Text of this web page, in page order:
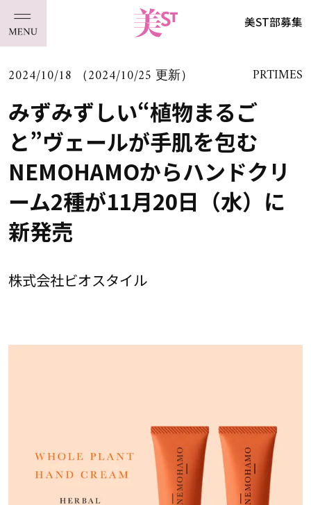
美ST部募集
2024/10/18 （2024/10/25 更新） PRTIMES
みずみずしい“植物まるご
と”ヴェールが手肌を包む
NEMOHAMOからハンドクリ
ーム2種が11月20日（水）に
新発売
株式会社ビオスタイル